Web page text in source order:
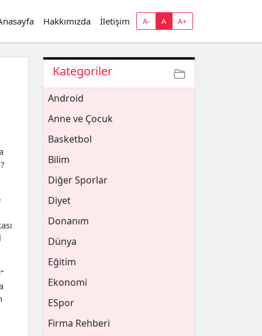
Hakkımızda İletişim A- A A+
Kategoriler
Android
Anne ve Çocuk
Basketbol
Bilim
Diğer Sporlar
Diyet
Donanım
Dünya
Eğitim
Ekonomi
ESpor
Firma Rehberi